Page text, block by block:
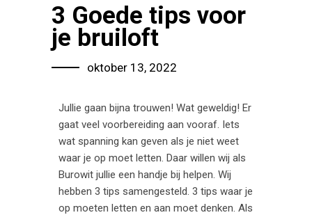
3 Goede tips voor
je bruiloft
oktober 13, 2022
Jullie gaan bijna trouwen! Wat geweldig! Er
gaat veel voorbereiding aan vooraf. Iets
wat spanning kan geven als je niet weet
waar je op moet letten. Daar willen wij als
Burowit jullie een handje bij helpen. Wij
hebben 3 tips samengesteld. 3 tips waar je
op moeten letten en aan moet denken. Als